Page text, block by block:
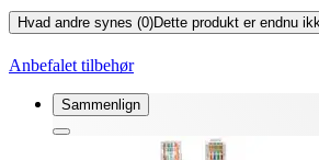
Hvad andre synes (0)Dette produkt er endnu
Anbefalet tilbehør
Sammenlign